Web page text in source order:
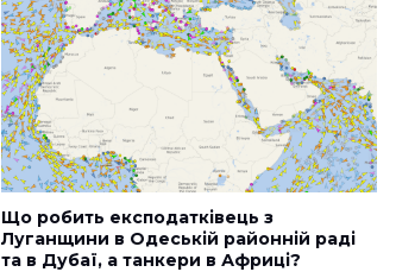
Що робить експодатківець з
Луганщини в Одеській районній раді
та в Дубаї, а танкери в Африці?